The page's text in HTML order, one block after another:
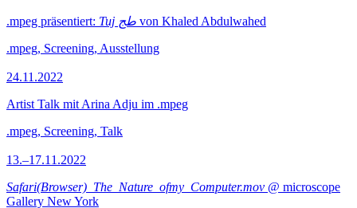
.mpeg präsentiert: Tuj طج von Khaled Abdulwahed
.mpeg, Screening, Ausstellung
24.11.2022
Artist Talk mit Arina Adju im .mpeg
.mpeg, Screening, Talk
13.–17.11.2022
Safari(Browser)_The_Nature_ofmy_Computer.mov @ microscope
Gallery New York